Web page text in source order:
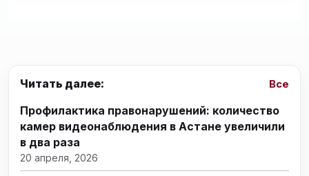
Читать далее: Все
Профилактика правонарушений: количество
камер видеонаблюдения в Астане увеличили
в два раза
20 апреля, 2026